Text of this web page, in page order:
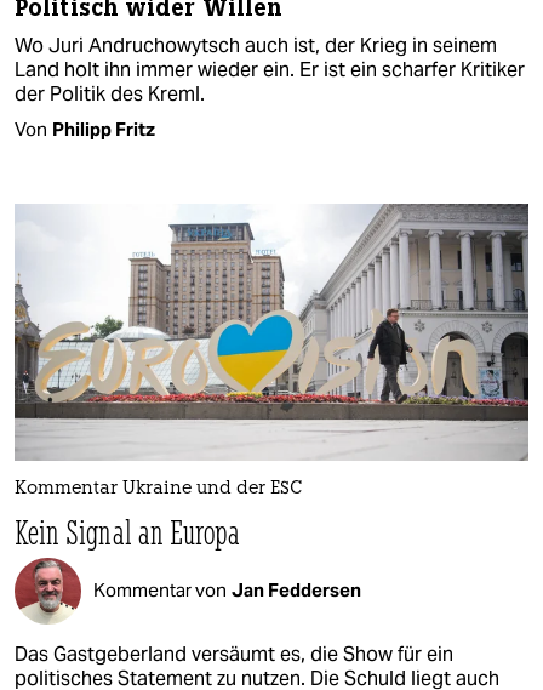
Politisch wider Willen
Wo Juri Andruchowytsch auch ist, der Krieg in seinem
Land holt ihn immer wieder ein. Er ist ein scharfer Kritiker
der Politik des Kreml.
Von Philipp Fritz
Kommentar Ukraine und der ESC
Kein Signal an Europa
Kommentar von Jan Feddersen
Das Gastgeberland versäumt es, die Show für ein
politisches Statement zu nutzen. Die Schuld liegt auch